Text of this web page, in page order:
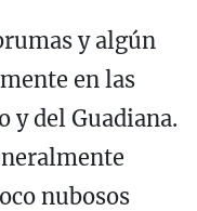
y algún
en las
y del Guadiana.
nubosos